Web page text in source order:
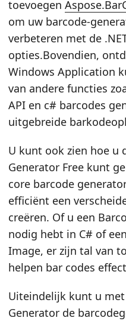
toevoegen
om uw barcode-
verbeteren met de
opties.Bovendien,
Windows Application
van andere functies
API en c# barcodes
uitgebreide
U kunt ook zien hoe u
Generator Free kunt
core barcode
efficiënt een
creëren. Of u een
nodig hebt in C# of
Image, er zijn tal van
helpen bar codes
Uiteindelijk kunt u met
Generator de